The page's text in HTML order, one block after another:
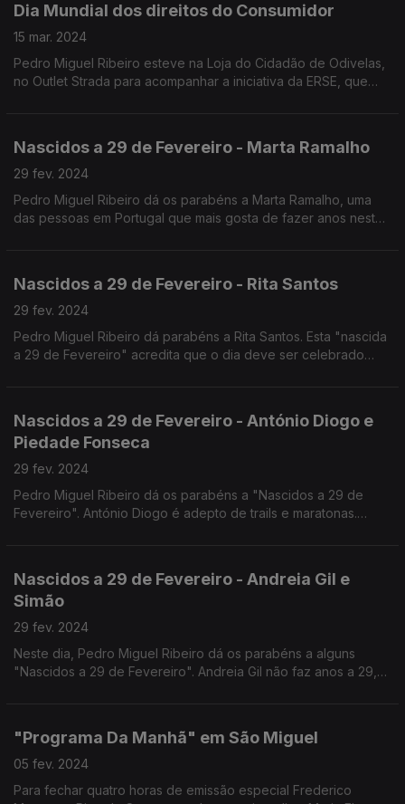
Dia Mundial dos direitos do Consumidor
15 mar. 2024
Pedro Miguel Ribeiro esteve na Loja do Cidadão de Odivelas,
no Outlet Strada para acompanhar a iniciativa da ERSE, que
Nascidos a 29 de Fevereiro - Marta Ramalho
29 fev. 2024
Pedro Miguel Ribeiro dá os parabéns a Marta Ramalho, uma
das pessoas em Portugal que mais gosta de fazer anos neste
Nascidos a 29 de Fevereiro - Rita Santos
29 fev. 2024
Pedro Miguel Ribeiro dá parabéns a Rita Santos. Esta "nascida
a 29 de Fevereiro" acredita que o dia deve ser celebrado
Nascidos a 29 de Fevereiro - António Diogo e
Piedade Fonseca
29 fev. 2024
Pedro Miguel Ribeiro dá os parabéns a "Nascidos a 29 de
Fevereiro". António Diogo é adepto de trails e maratonas.
Nascidos a 29 de Fevereiro - Andreia Gil e
Simão
29 fev. 2024
Neste dia, Pedro Miguel Ribeiro dá os parabéns a alguns
"Nascidos a 29 de Fevereiro". Andreia Gil não faz anos a 29,
"Programa Da Manhã" em São Miguel
05 fev. 2024
Para fechar quatro horas de emissão especial Frederico